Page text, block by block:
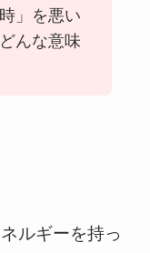
」を悪い
んな意味
ルギーを持っ